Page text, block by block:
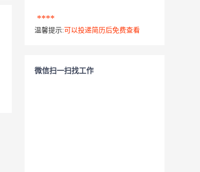
****
温馨提示: 可以投递简历后免费查看
微信扫一扫找工作